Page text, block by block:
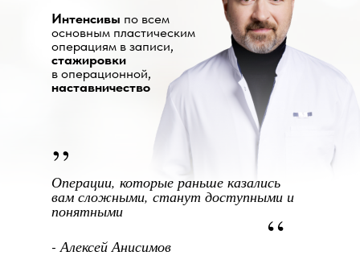
Интенсивы по всем
основным пластическим
операциям в записи,
стажировки
в операционной,
наставничество
Операции, которые раньше казались
вам сложными, станут доступными и
понятными
,,
- Алексей Анисимов
,,